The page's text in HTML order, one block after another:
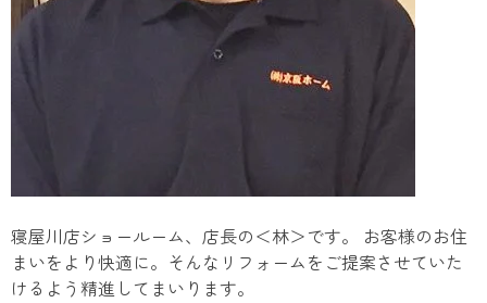
寝屋川店ショールーム、店長の＜林＞です。 お客様のお住
まいをより快適に。そんなリフォームをご提案させていた
けるよう精進してまいります。